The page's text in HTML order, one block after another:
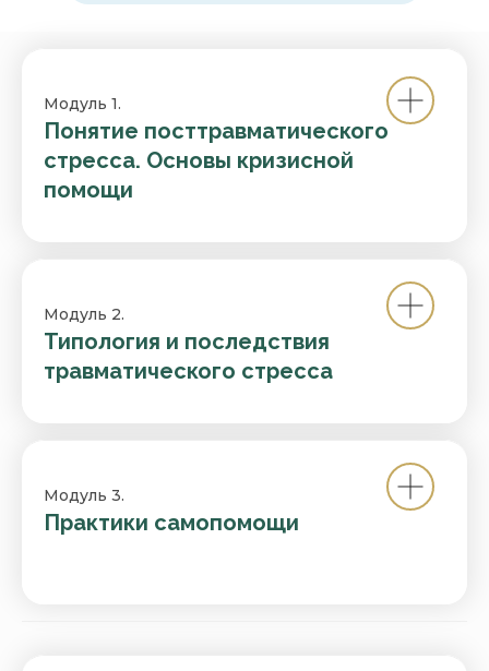
Модуль 1.
Понятие посттравматического
стресса. Основы кризисной
помощи
Модуль 2.
Типология и последствия
травматического стресса ㅤ
Модуль 3.
Практики самопомощи